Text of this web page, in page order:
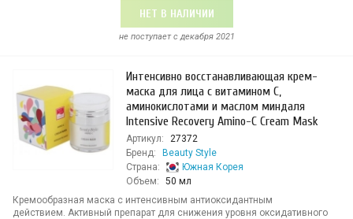
НЕТ В НАЛИЧИИ
не поступает c декабря 2021
Интенсивно восстанавливающая крем-
маска для лица с витамином С,
аминокислотами и маслом миндаля
Intensive Recovery Amino-C Cream Mask
Артикул:
27372
Бренд:
Beauty Style
Страна:
Южная Корея
Объем:
50 мл
Кремообразная маска с интенсивным антиоксидантным
действием. Активный препарат для снижения уровня оксидативного